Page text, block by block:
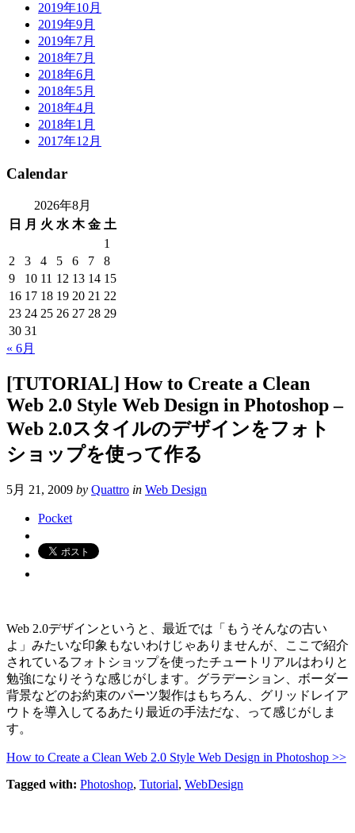
2019年10月
2019年9月
2019年7月
2018年7月
2018年6月
2018年5月
2018年4月
2018年1月
2017年12月
Calendar
2026年8月
日
月 火 水 木 金 土
1
2
3 4 5 6 7
8
9
10 11 12 13 14 15
16 17 18 19 20 21 22
23 24 25 26 27 28 29
30 31
« 6月
[TUTORIAL] How to Create a Clean
Web 2.0 Style Web Design in Photoshop –
Web 2.0スタイルのデザインをフォト
ショップを使って作る
5月 21, 2009 by Quattro in Web Design
Pocket
Web 2.0デザインというと、最近では「もうそんなの古い
よ」みたいな印象もないわけじゃありませんが、ここで紹介
されているフォトショップを使ったチュートリアルはわりと
勉強になりそうな感じがします。グラデーション、ボーダー
背景などのお約束のパーツ製作はもちろん、グリッドレイア
ウトを導入してるあたり最近の手法だな、って感じがしま
す。
How to Create a Clean Web 2.0 Style Web Design in Photoshop >>
Tagged with: Photoshop, Tutorial, WebDesign